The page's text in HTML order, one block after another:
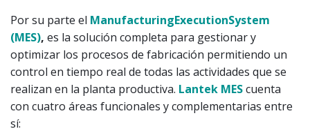
Por su parte el ManufacturingExecutionSystem
(MES), es la solución completa para gestionar y
optimizar los procesos de fabricación permitiendo un
control en tiempo real de todas las actividades que se
realizan en la planta productiva. Lantek MEScuenta
con cuatro áreas funcionales y complementarias entre
sí: